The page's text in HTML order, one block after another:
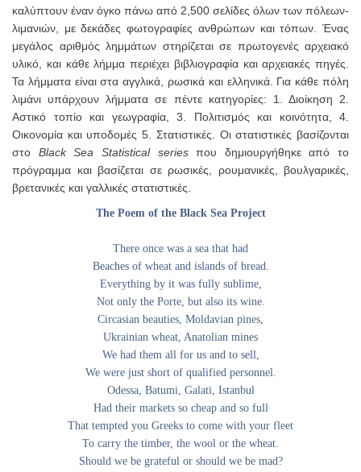
καλύπτουν έναν όγκο πάνω από 2,500 σελίδες όλων των πόλεων-
λιμανιών, με δεκάδες φωτογραφίες ανθρώπων και τόπων. Ένας
μεγάλος αριθμός λημμάτων στηρίζεται σε πρωτογενές αρχειακό
υλικό, και κάθε λήμμα περιέχει βιβλιογραφία και αρχειακές πηγές.
Τα λήμματα είναι στα αγγλικά, ρωσικά και ελληνικά. Για κάθε πόλη
λιμάνι υπάρχουν λήμματα σε πέντε κατηγορίες: 1. Διοίκηση 2.
Αστικό τοπίο και γεωγραφία, 3. Πολιτισμός και κοινότητα, 4.
Οικονομία και υποδομές 5. Στατιστικές. Οι στατιστικές βασίζονται
στο Black Sea Statistical seriesπου δημιουργήθηκε από το
πρόγραμμα και βασίζεται σε ρωσικές, ρουμανικές, βουλγαρικές,
βρετανικές και γαλλικές στατιστικές.
The Poem of the Black Sea Project
There once was a sea that had
Beaches of wheat and islands of bread.
Everything by it was fully sublime,
Not only the Porte, but also its wine.
Circasian beauties, Moldavian pines,
Ukrainian wheat, Anatolian mines
We had them all for us and to sell,
We were just short of qualified personnel.
Odessa, Batumi, Galati, Istanbul
Had their markets so cheap and so full
That tempted you Greeks to come with your fleet
To carry the timber, the wool or the wheat.
Should we be grateful or should we be mad?